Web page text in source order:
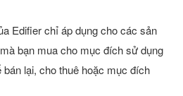
Edifier chỉ áp dụng cho các sản
bạn mua cho mục đích sử dụng
lại, cho thuê hoặc mục đích